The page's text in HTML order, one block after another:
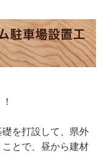
駐車場設置工
を打設して、県外
とで、昼から建材